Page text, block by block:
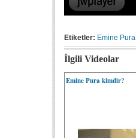
Etiketler: Emine Pura
İlgili Videolar
Emine Pura kimdir?